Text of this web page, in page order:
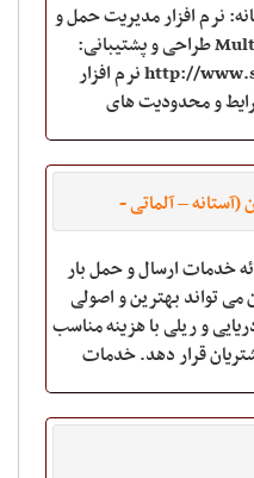
نرم افزار مدیریت حمل و
نقل بین المللی ترکیبی Multi modal طراحی و پشتیبانی:
سبا سیستم http://www.sabanetsystem.ir نرم افزار
و محدودیت های
(آستانه – آلماتی -
خدمات ارسال و حمل بار
می تواند بهترین و اصولی
و ریلی با هزینه مناسب
قرار دهد. خدمات